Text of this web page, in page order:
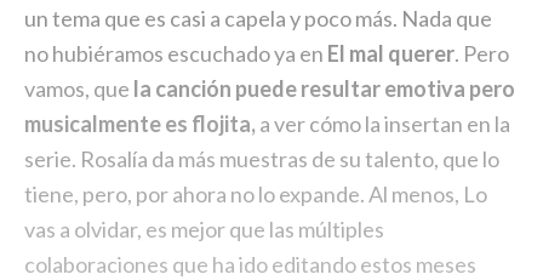
un tema que es casi a capela y poco más. Nada que
no hubiéramos escuchado ya en El mal querer. Pero
vamos, que la canción puede resultar emotiva pero
musicalmente es flojita, a ver cómo la insertan en la
serie. Rosalía da más muestras de su talento, que lo
tiene, pero, por ahora no lo expande. Al menos, Lo
vas a olvidar, es mejor que las múltiples
colaboraciones que ha ido editando estos meses